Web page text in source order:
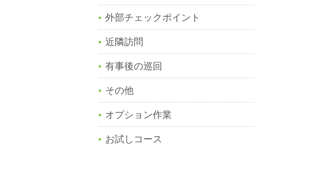
外部チェックポイント
近隣訪問
有事後の巡回
その他
オプション作業
お試しコース